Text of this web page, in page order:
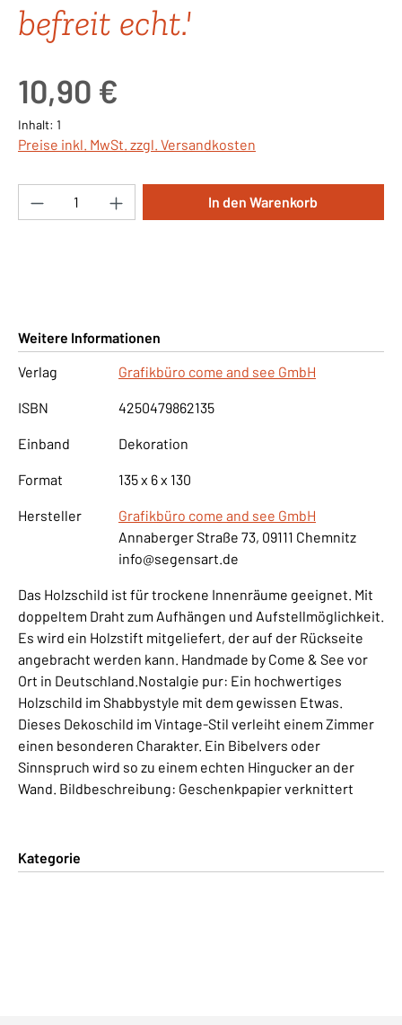
befreit echt.'
10,90 €
Inhalt: 1
Preise inkl. MwSt. zzgl. Versandkosten
Produkt Anzahl: Gib den gewünschten
In den Warenkorb
Weitere Informationen
Verlag
Grafikbüro come and see GmbH
ISBN 4250479862135
Einband Dekoration
Format 135 x 6 x 130
Hersteller
Grafikbüro come and see GmbH
Annaberger Straße 73, 09111 Chemnitz
info@segensart.de
Das Holzschild ist für trockene Innenräume geeignet. Mit
doppeltem Draht zum Aufhängen und Aufstellmöglichkeit.
Es wird ein Holzstift mitgeliefert, der auf der Rückseite
angebracht werden kann. Handmade by Come & See vor
Ort in Deutschland.Nostalgie pur: Ein hochwertiges
Holzschild im Shabbystyle mit dem gewissen Etwas.
Dieses Dekoschild im Vintage-Stil verleiht einem Zimmer
einen besonderen Charakter. Ein Bibelvers oder
Sinnspruch wird so zu einem echten Hingucker an der
Wand. Bildbeschreibung: Geschenkpapier verknittert
Kategorie